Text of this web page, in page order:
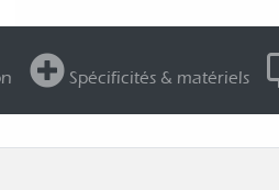
Spécificités & matériels